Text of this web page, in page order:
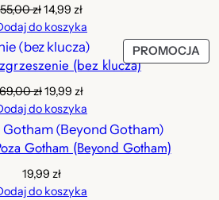
55,00złPierwotna
cena
wynosiła:
55,00 zł.
14,99 złAktualna
cena
wynosi:
14,99 zł.
do koszyka
PROMOCJA
W
(bez klucza)
69,00złPierwotna
cena
wynosiła:
69,00 zł.
19,99 złAktualna
cena
wynosi:
19,99 zł.
do koszyka
Gotham (Beyond Gotham)
19,99 zł
do koszyka